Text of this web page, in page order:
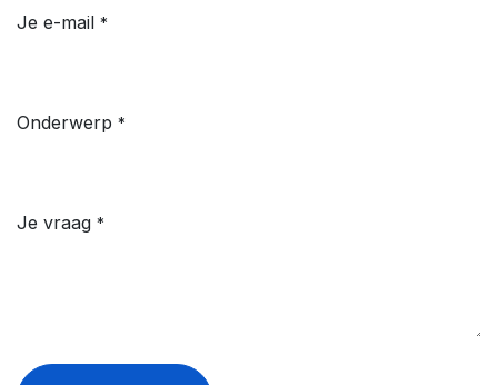
Je e-mail *
Onderwerp *
Je vraag *